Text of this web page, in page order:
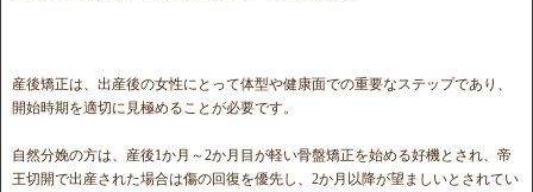
産後矯正は、出産後の女性にとって体型や健康面での重要なステップであり、
開始時期を適切に見極めることが必要です。
自然分娩の方は、産後1か月～2か月目が軽い骨盤矯正を始める好機とされ、帝
王切開で出産された場合は傷の回復を優先し、2か月以降が望ましいとされてい